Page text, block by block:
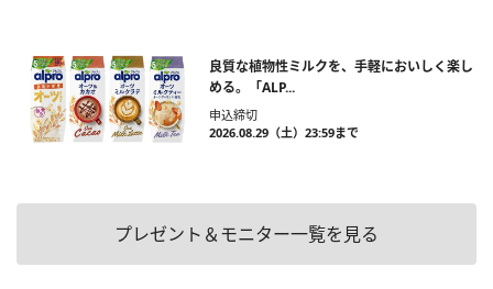
良質な植物性ミルクを、手軽においしく楽し
める。「ALP...
申込締切
2026.08.29（土）23:59まで
プレゼント＆モニター一覧を見る